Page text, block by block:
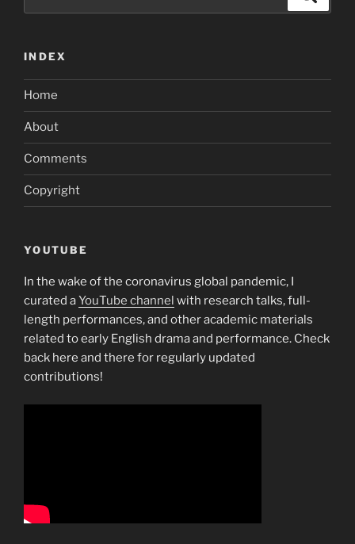
for:
INDEX
Home
About
Comments
Copyright
YOUTUBE
In the wake of the coronavirus global pandemic, I
curated aYouTube channel with research talks, full-
length performances, and other academic materials
related to early English drama and performance. Check
back here and there for regularly updated
contributions!